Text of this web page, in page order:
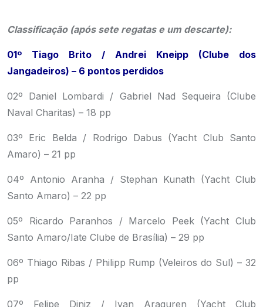
Classificação (após sete regatas e um descarte):
01º Tiago Brito / Andrei Kneipp (Clube dos
Jangadeiros) – 6 pontos perdidos
02º Daniel Lombardi / Gabriel Nad Sequeira (Clube
Naval Charitas) – 18 pp
03º Eric Belda / Rodrigo Dabus (Yacht Club Santo
Amaro) – 21 pp
04º Antonio Aranha / Stephan Kunath (Yacht Club
Santo Amaro) – 22 pp
05º Ricardo Paranhos / Marcelo Peek (Yacht Club
Santo Amaro/Iate Clube de Brasília) – 29 pp
06º Thiago Ribas / Philipp Rump (Veleiros do Sul) – 32
pp
07º Felipe Diniz / Ivan Araguren (Yacht Club